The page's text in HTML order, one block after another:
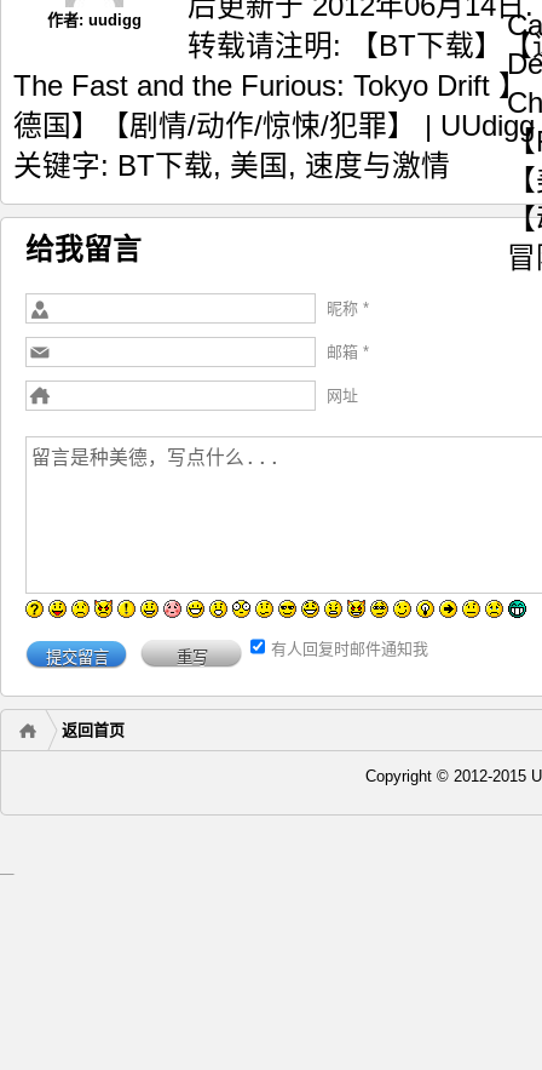
作者: uudigg
转载请注明:
【BT下载】
The Fast and the Furious: Tokyo Drift
德国】【剧情/动作/惊悚/犯罪】 | UUdigg
关键字: BT下载, 美国 , 速度与激情
给我留言
昵称 *
邮箱 *
网址
有人回复时邮件通知我
返回首页
Copyright © 2012-2015